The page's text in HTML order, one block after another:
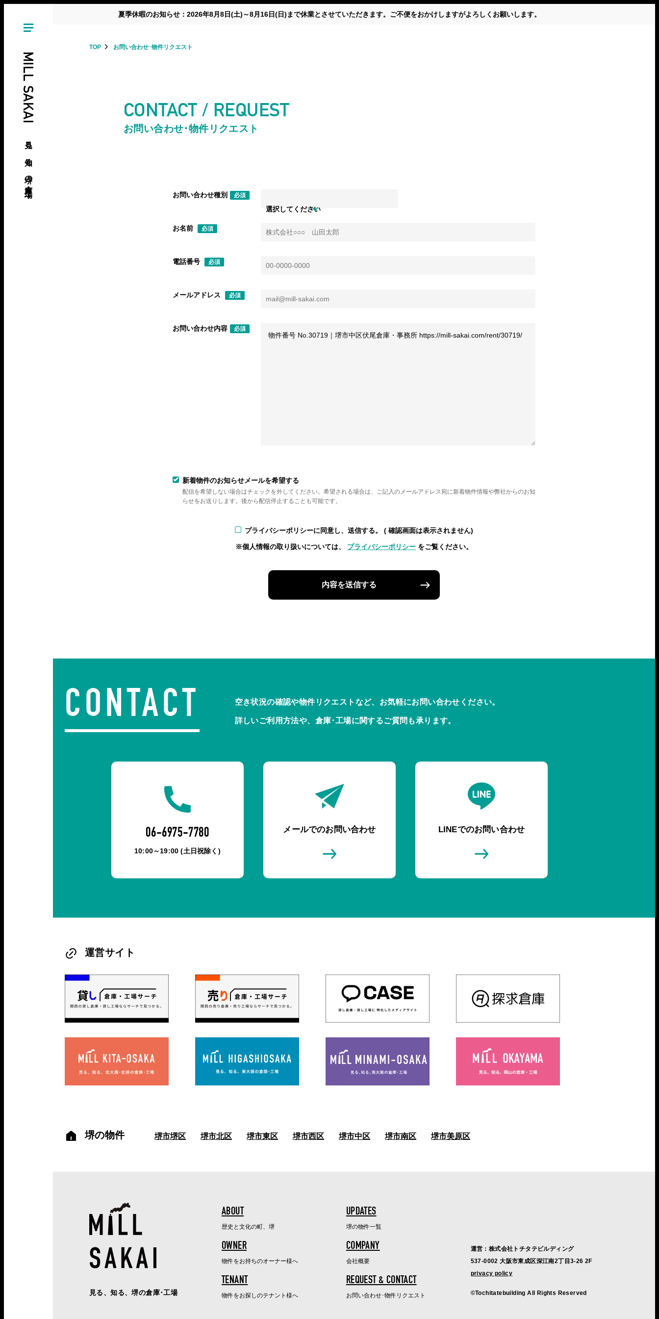
夏季休暇のお知らせ：2026年8月8日(土)～8月16日(日)まで休業とさせていただきます。ご不便をおかけしますがよろしくお願いします。
MILL SAKAI
見る、知る、堺の倉庫･工場
TOP お問い合わせ･物件リクエスト
CONTACT / REQUEST
お問い合わせ･物件リクエスト
お問い合わせ種別 必須
選択してください
お名前 必須
電話番号 必須
メールアドレス 必須
お問い合わせ内容 必須
新着物件のお知らせメールを希望する
配信を希望しない場合はチェックを外してください。希望される場合は、ご記入のメールアドレス宛に新着物件情報や弊社からのお知
らせをお送りします。後から配信停止することも可能です。
プライバシーポリシーに同意し、送信する。 ( 確認画面は表示されません)
※個人情報の取り扱いについては、 プライバシーポリシー をご覧ください。
内容を送信する
CONTACT 空き状況の確認や物件リクエストなど、お気軽にお問い合わせください。
詳しいご利用方法や、倉庫･工場に関するご質問も承ります。
06-6975-7780
10:00～19:00 (土日祝除く)
メールでのお問い合わせ LINEでのお問い合わせ
運営サイト
堺の物件 堺市堺区 堺市北区 堺市東区 堺市西区 堺市中区 堺市南区 堺市美原区
見る、知る、堺の倉庫･工場
ABOUT
歴史と文化の町、堺
UPDATES
堺の物件一覧
OWNER
物件をお持ちのオーナー様へ
COMPANY
会社概要
TENANT
物件をお探しのテナント様へ
REQUEST & CONTACT
お問い合わせ･物件リクエスト
運営：株式会社トチタテビルディング
537-0002 大阪市東成区深江南2丁目3-26 2F
privacy policy
©Tochitatebuilding All Rights Reserved